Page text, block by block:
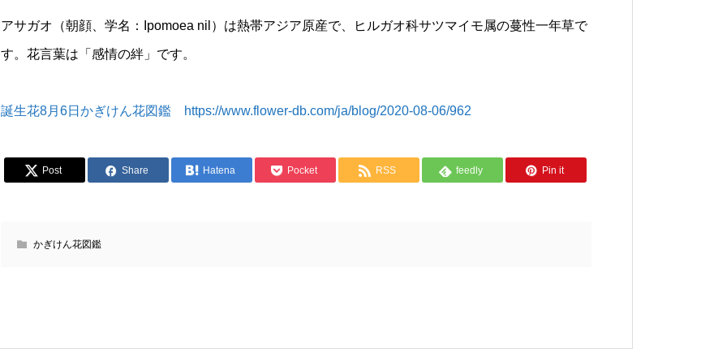
アサガオ（朝顔、学名：Ipomoea nil）は熱帯アジア原産で、ヒルガオ科サツマイモ属の蔓性一年草で
す。花言葉は「感情の絆」です。
誕生花8月6日かぎけん花図鑑 https://www.flower-db.com/ja/blog/2020-08-06/962
Post Share Hatena Pocket RSS feedly Pin it
かぎけん花図鑑